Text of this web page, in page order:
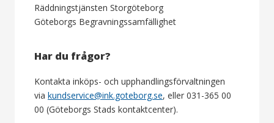
Räddningstjänsten Storgöteborg
Göteborgs Begravningssamfällighet
Har du frågor?
Kontakta inköps- och upphandlingsförvaltningen
via kundservice@ink.goteborg.se, eller 031-365 00
00 (Göteborgs Stads kontaktcenter).